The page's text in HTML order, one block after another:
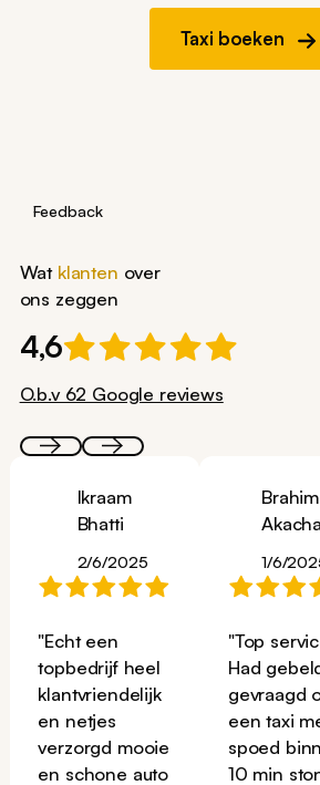
Taxi boeken
Feedback
Wat klanten over
ons zeggen
4,6
O.b.v 62 Google reviews
Ikraam
Bhatti
2/6/2025
"Echt een
topbedrijf heel
klantvriendelijk
en netjes
verzorgd mooie
en schone auto
Brahim
1/6/
"Top
Had
gevraagd
een taxi
spoed
10 min